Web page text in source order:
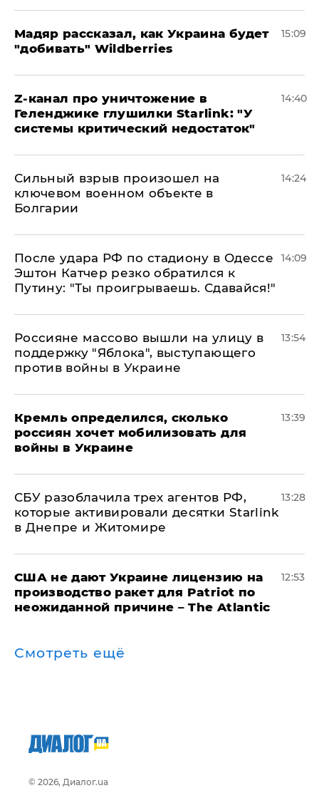
Мадяр рассказал, как Украина будет
"добивать" Wildberries
15:09
Z-канал про уничтожение в
Геленджике глушилки Starlink: "У
системы критический недостаток"
14:40
Сильный взрыв произошел на
ключевом военном объекте в
Болгарии
14:24
После удара РФ по стадиону в Одессе
Эштон Катчер резко обратился к
Путину: "Ты проигрываешь. Сдавайся!"
14:09
Россияне массово вышли на улицу в
поддержку "Яблока", выступающего
против войны в Украине
13:54
Кремль определился, сколько
россиян хочет мобилизовать для
войны в Украине
13:39
СБУ разоблачила трех агентов РФ,
которые активировали десятки Starlink
в Днепре и Житомире
13:28
США не дают Украине лицензию на
производство ракет для Patriot по
неожиданной причине – The Atlantic
12:53
Смотреть ещё
© 2026, Диалог.ua